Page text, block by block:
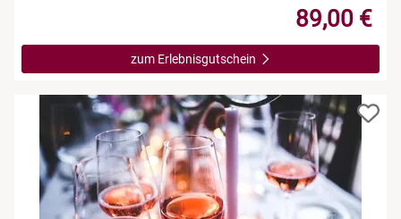
89,00 €
zum Erlebnisgutschein